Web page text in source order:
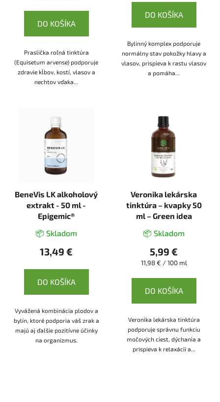
DO KOŠÍKA
Praslička roľná tinktúra
(Equisetum arvense) podporuje
zdravie kĺbov, kostí, vlasov a
nechtov vďaka...
DO KOŠÍKA
Bylinný komplex podporuje
normálny stav pokožky hlavy a
vlasov, prispieva k rastu vlasov
a pomáha...
BeneVis LK alkoholový
extrakt - 50 ml -
Epigemic®
📦 Skladom
13,49 €
DO KOŠÍKA
Vyvážená kombinácia plodov a
bylín, ktoré podporia váš zrak a
majú aj ďalšie pozitívne účinky
na organizmus.
Veronika lekárska
tinktúra – kvapky 50
ml – Green idea
📦 Skladom
5,99 €
Jednotková
11,98 € / 100 ml
DO KOŠÍKA
Veronika lekárska tinktúra
podporuje správnu funkciu
močových ciest, dýchania a
prispieva k relaxácii a...